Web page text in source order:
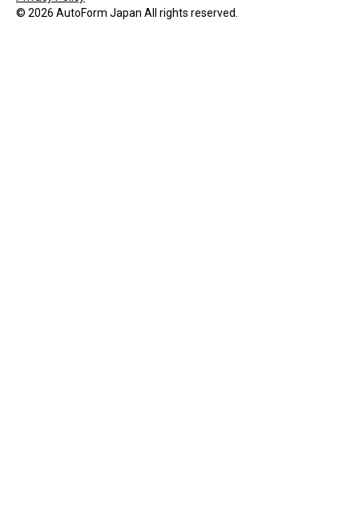
© 2026 AutoForm Japan All rights reserved.